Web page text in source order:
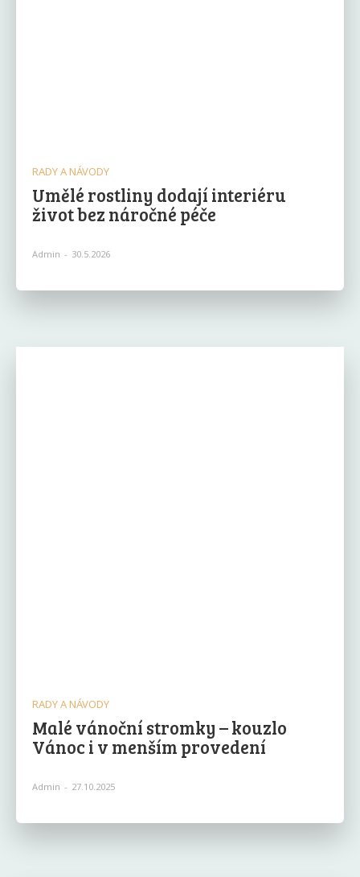
RADY A NÁVODY
Umělé rostliny dodají interiéru
život bez náročné péče
Admin - 30.5.2026
RADY A NÁVODY
Malé vánoční stromky – kouzlo
Vánoc i v menším provedení
Admin - 27.10.2025